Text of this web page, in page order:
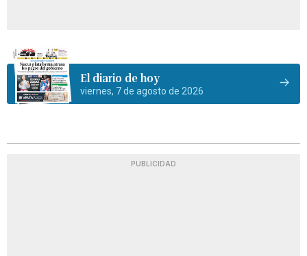
El diario de hoy
viernes, 7 de agosto de 2026
PUBLICIDAD